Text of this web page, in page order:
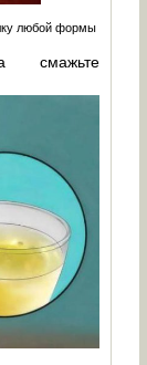
любой формы
смажьте